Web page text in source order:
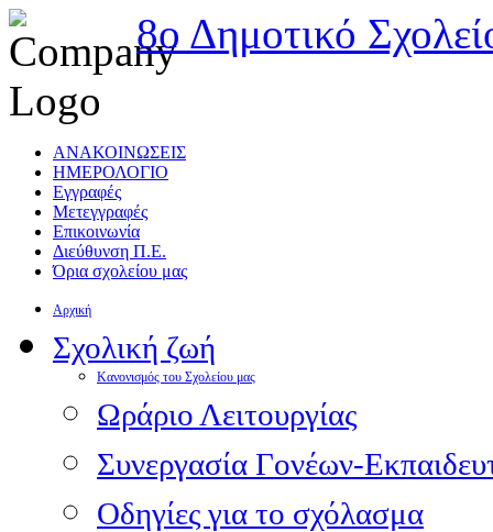
8ο Δημοτικό
ΑΝΑΚΟΙΝΩΣΕΙΣ
ΗΜΕΡΟΛΟΓΙΟ
Εγγραφές
Μετεγγραφές
Επικοινωνία
Διεύθυνση Π.Ε.
Όρια σχολείου μας
Αρχική
Σχολική ζωή
Κανονισμός του Σχολείου μας
Ωράριο Λειτουργίας
Συνεργασία Γονέων-
Οδηγίες για το σχόλασμα